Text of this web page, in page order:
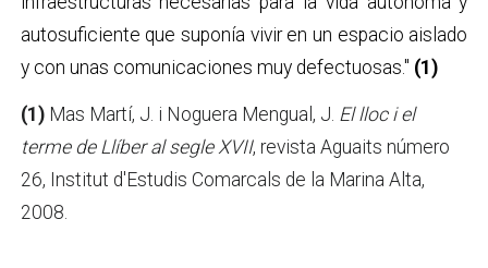
autosuficiente que suponía vivir en un espacio aislado
y con unas comunicaciones muy defectuosas." (1)
(1)Mas Martí, J. i Noguera Mengual, J. El lloc i el
terme de Llíber al segle XVII, revista Aguaits número
26, Institut d'Estudis Comarcals de la Marina Alta,
2008.